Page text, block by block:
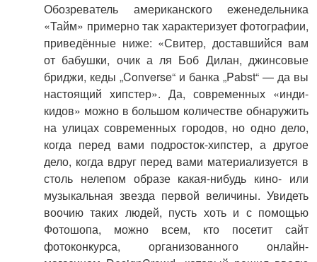
Обозреватель американского еженедельника
«Тайм» примерно так характеризует фотографии,
приведённые ниже: «Свитер, доставшийся вам
от бабушки, очик а ля Боб Дилан, джинсовые
бриджи, кеды „Converse“ и банка „Pabst“ — да вы
настоящий хипстер». Да, современных «инди-
кидов» можно в большом количестве обнаружить
на улицах современных городов, но одно дело,
когда перед вами подросток-хипстер, а другое
дело, когда вдруг перед вами материализуется в
столь нелепом образе какая-нибудь кино- или
музыкальная звезда первой величины. Увидеть
воочию таких людей, пусть хоть и с помощью
Фотошопа, можно всем, кто посетит сайт
фотоконкурса, организованного онлайн-